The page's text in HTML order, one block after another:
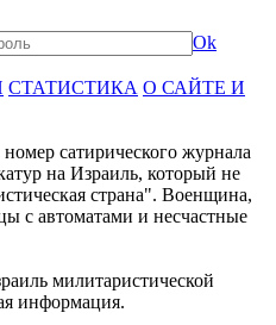
Ok
СТАТИСТИКА О САЙТЕ И
сатирического журнала
на Израиль, который не
страна". Военщина,
с автоматами и несчастные
милитаристической
информация.